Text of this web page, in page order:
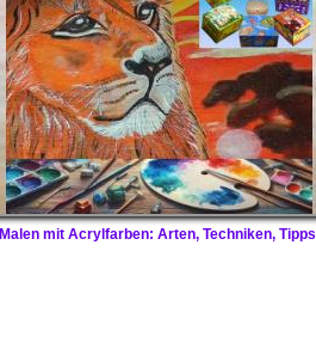
Malen mit Acrylfarben: Arten, Techniken, Tipps